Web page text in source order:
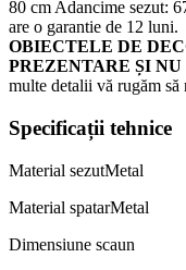
80 cm Adancime sezut:
are o garantie de 12 luni.
OBIECTELE DE
PREZENTARE ȘI
multe detalii vă rugăm să
Specificații tehnice
Material sezutMetal
Material spatarMetal
Dimensiune scaun